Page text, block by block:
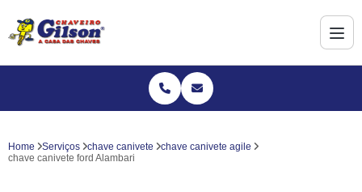
Home Serviços chave canivete
chave canivete agile
chave canivete ford Alambari